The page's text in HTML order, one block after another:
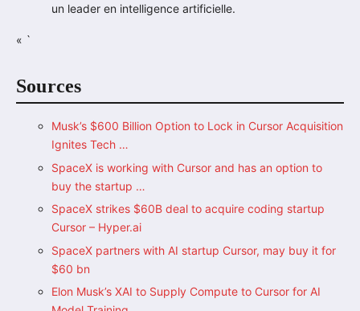
un leader en intelligence artificielle.
« `
Sources
Musk’s $600 Billion Option to Lock in Cursor Acquisition
Ignites Tech …
SpaceX is working with Cursor and has an option to
buy the startup …
SpaceX strikes $60B deal to acquire coding startup
Cursor – Hyper.ai
SpaceX partners with AI startup Cursor, may buy it for
$60 bn
Elon Musk’s XAI to Supply Compute to Cursor for AI